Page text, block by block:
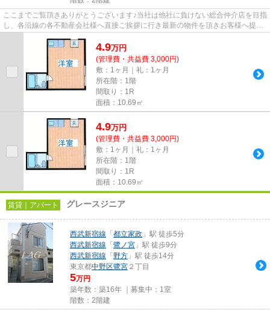
ここまでご覧頂きありがとうございます♪当社は他社に負けない総合仲介店を目指
し、各沿線の各不動産会社様へ直接ご挨拶に行き最新の物件を頂きお客様へ提供
4.9万円
(管理費・共益費 3,000円)
敷：1ヶ月｜礼：1ヶ月
所在階：1階
間取り：1R
面積：10.69㎡
4.9万円
(管理費・共益費 3,000円)
敷：1ヶ月｜礼：1ヶ月
所在階：1階
間取り：1R
面積：10.69㎡
賃貸｜アパート グレースジニア
西武新宿線 「 都立家政 」駅 徒歩5分
西武新宿線 「 鷺ノ宮 」駅 徒歩9分
西武新宿線 「 野方 」駅 徒歩14分
東京都中野区鷺宮 ２丁目
5万円
築年数：築16年 ｜募集中： 1室
階数：2階建